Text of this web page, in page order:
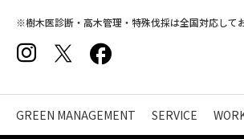
※樹木医診断・高木管理・特殊伐採は全国対応してお
GREEN MANAGEMENT SERVICE